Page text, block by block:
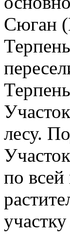
Сюган
лесу.
по